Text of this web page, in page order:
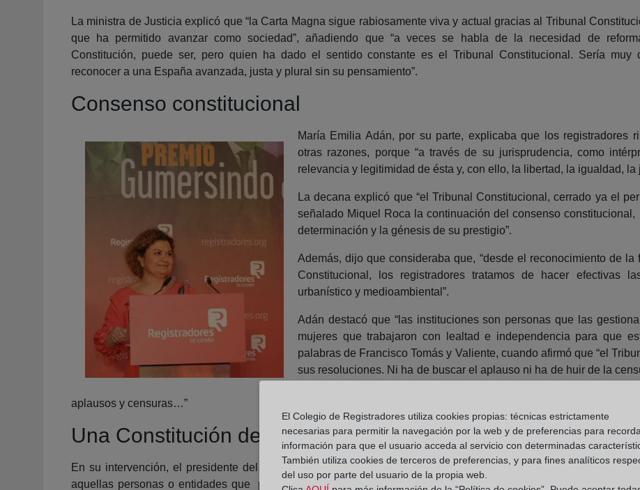
La ministra de Justicia explicó que “la Carta Magna sigue rabiosamente viva y actual gracias al Tribunal
que ha permitido avanzar como sociedad”, añadiendo que “a veces se habla de la necesidad de
Constitución, puede ser, pero quien ha dado el sentido constante es el Tribunal Constitucional. Sería muy
reconocer a una España avanzada, justa y plural sin su pensamiento”.
Consenso constitucional
María Emilia Adán, por su parte, explicaba que los registradores
otras razones, porque “a través de su jurisprudencia, como
relevancia y legitimidad de ésta y, con ello, la libertad, la igualdad,
La decana explicó que “el Tribunal Constitucional, cerrado ya el
señalado Miquel Roca la continuación del consenso
determinación y la génesis de su prestigio”.
Además, dijo que consideraba que, “desde el reconocimiento de
Constitucional, los registradores tratamos de hacer efectivas
urbanístico y medioambiental”.
Adán destacó que “las instituciones son personas que las
mujeres que trabajaron con lealtad e independencia para que
palabras de Francisco Tomás y Valiente, cuando afirmó que “el
sus resoluciones. Ni ha de buscar el aplauso ni ha de huir de la
de las libertades que el propio Tribunal ampara, siempre habrá,
aplausos y censuras…”
Una Constitución de todos
En su intervención, el presidente del Tribunal Constitucional, reconoció que “este premio, busca reconocer a
aquellas personas o entidades que promueven el Estado social y democrático de derecho, y que, este año,
El Colegio de Registradores utiliza cookies propias: técnicas estrictamente
necesarias para permitir la navegación por la web y de preferencias para
información para que el usuario acceda al servicio con determinadas
También utiliza cookies de terceros de preferencias, y para fines analíticos
del uso por parte del usuario de la propia web.